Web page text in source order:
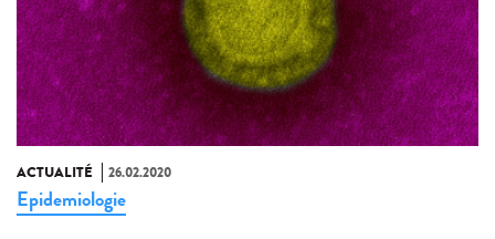
ACTUALITÉ 26.02.2020
Epidemiologie